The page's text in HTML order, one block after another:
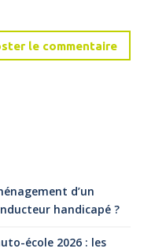
d’un
handicapé ?
école 2026 : les